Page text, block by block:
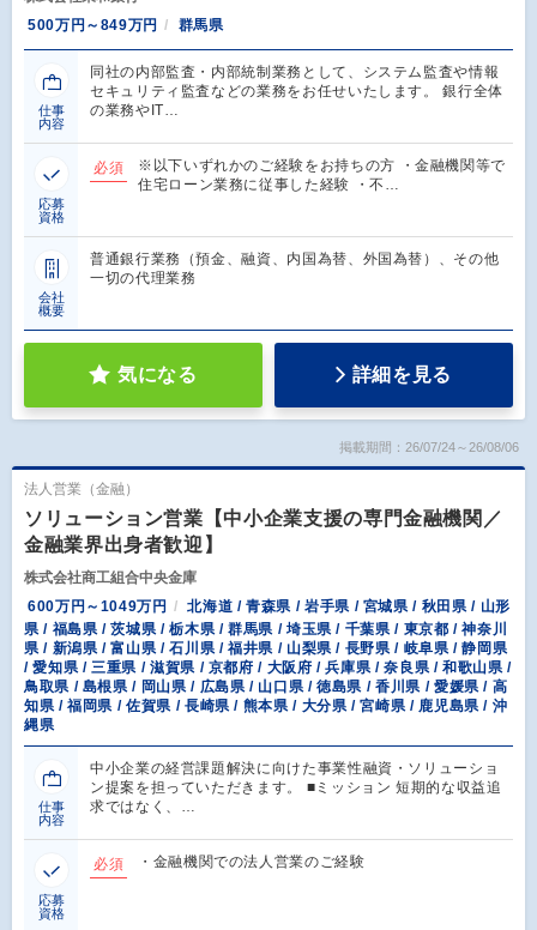
500万円～849万円
群馬県
仕事
内容
同社の内部監査・内部統制業務として、システム監査や情報
セキュリティ監査などの業務をお任せいたします。 銀行全体
の業務やIT…
応募
資格
必須
※以下いずれかのご経験をお持ちの方 ・金融機関等で
住宅ローン業務に従事した経験 ・不…
会社
概要
普通銀行業務（預金、融資、内国為替、外国為替）、その他
一切の代理業務
気になる 詳細を見る
掲載期間：26/07/24～26/08/06
法人営業（金融）
ソリューション営業【中小企業支援の専門金融機関／
金融業界出身者歓迎】
株式会社商工組合中央金庫
600万円～1049万円
北海道 / 青森県 / 岩手県 / 宮城県 / 秋田県 / 山形
県 / 福島県 / 茨城県 / 栃木県 / 群馬県 / 埼玉県 / 千葉県 / 東京都 / 神奈川
県 / 新潟県 / 富山県 / 石川県 / 福井県 / 山梨県 / 長野県 / 岐阜県 / 静岡県
/ 愛知県 / 三重県 / 滋賀県 / 京都府 / 大阪府 / 兵庫県 / 奈良県 / 和歌山県 /
鳥取県 / 島根県 / 岡山県 / 広島県 / 山口県 / 徳島県 / 香川県 / 愛媛県 / 高
知県 / 福岡県 / 佐賀県 / 長崎県 / 熊本県 / 大分県 / 宮崎県 / 鹿児島県 / 沖
縄県
仕事
内容
中小企業の経営課題解決に向けた事業性融資・ソリューショ
ン提案を担っていただきます。 ■ミッション 短期的な収益追
求ではなく、…
応募
資格
必須 ・金融機関での法人営業のご経験